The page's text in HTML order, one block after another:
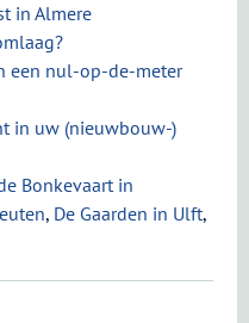
in Almere
een nul-op-de-meter
in uw (nieuwbouw-)
Bonkevaart in
, De Gaarden in Ulft,